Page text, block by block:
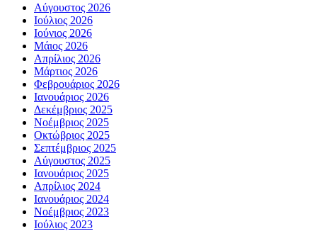
Αύγουστος 2026
Ιούλιος 2026
Ιούνιος 2026
Μάιος 2026
Απρίλιος 2026
Μάρτιος 2026
Φεβρουάριος 2026
Ιανουάριος 2026
Δεκέμβριος 2025
Νοέμβριος 2025
Οκτώβριος 2025
Σεπτέμβριος 2025
Αύγουστος 2025
Ιανουάριος 2025
Απρίλιος 2024
Ιανουάριος 2024
Νοέμβριος 2023
Ιούλιος 2023